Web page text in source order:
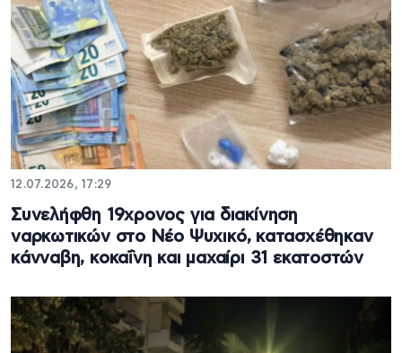
12.07.2026, 17:29
Συνελήφθη 19χρονος για διακίνηση
ναρκωτικών στο Νέο Ψυχικό, κατασχέθηκαν
κάνναβη, κοκαΐνη και μαχαίρι 31 εκατοστών